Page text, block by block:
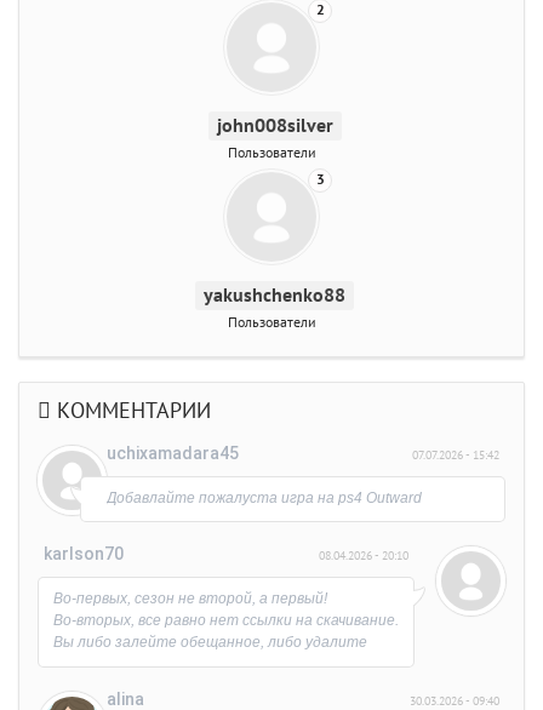
2
john008silver
Пользователи
3
yakushchenko88
Пользователи
КОММЕНТАРИИ
uchixamadara45 07.07.2026 - 15:42
Добавлайте пожалуста игра на ps4 Outward
karlson70 08.04.2026 - 20:10
Во-первых, сезон не второй, а первый!
Во-вторых, все равно нет ссылки на скачивание.
Вы либо залейте обещанное, либо удалите
раздачу.
alina 30.03.2026 - 09:40